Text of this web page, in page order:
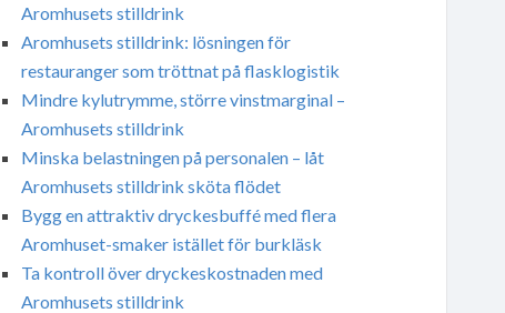
Aromhusets stilldrink
Aromhusets stilldrink: lösningen för
restauranger som tröttnat på flasklogistik
Mindre kylutrymme, större vinstmarginal –
Aromhusets stilldrink
Minska belastningen på personalen – låt
Aromhusets stilldrink sköta flödet
Bygg en attraktiv dryckesbuffé med flera
Aromhuset-smaker istället för burkläsk
Ta kontroll över dryckeskostnaden med
Aromhusets stilldrink